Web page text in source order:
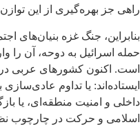
راهی جز بهره‌گیری از این
بنابراین، جنگ غزه بنیان‌های
حمله اسرائیل به دوحه، آن را
است. اکنون کشورهای عربی در
ایستاده‌اند: یا تداوم
داخلی و امنیت منطقه‌ای، یا
اسلامی و حرکت در چارچوب